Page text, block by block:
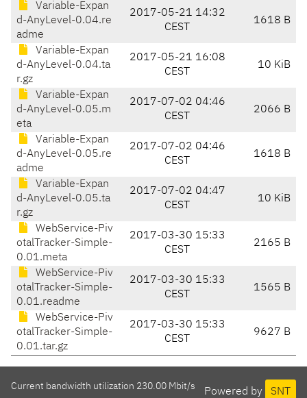
Variable-Expan
d-AnyLevel-0.04.re
adme
2017-05-21 14:32
CEST
1618 B
Variable-Expan
d-AnyLevel-0.04.ta
r.gz
2017-05-21 16:08
CEST
10 KiB
Variable-Expan
d-AnyLevel-0.05.m
eta
2017-07-02 04:46
CEST
2066 B
Variable-Expan
d-AnyLevel-0.05.re
adme
2017-07-02 04:46
CEST
1618 B
Variable-Expan
d-AnyLevel-0.05.ta
r.gz
2017-07-02 04:47
CEST
10 KiB
WebService-Piv
otalTracker-Simple-
0.01.meta
2017-03-30 15:33
CEST
2165 B
WebService-Piv
otalTracker-Simple-
0.01.readme
2017-03-30 15:33
CEST
1565 B
WebService-Piv
otalTracker-Simple-
0.01.tar.gz
2017-03-30 15:33
CEST
9627 B
Powered by SNT
Current bandwidth utilization 230.00 Mbit/s